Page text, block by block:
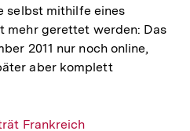
selbst mithilfe eines
mehr gerettet werden: Das
2011 nur noch online,
aber komplett
Frankreich